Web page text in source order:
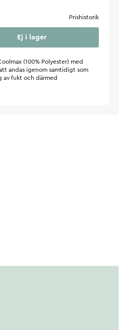
Prishistorik
Ej i lager
(100% Polyester) med
andas igenom samtidigt som
av fukt och därmed